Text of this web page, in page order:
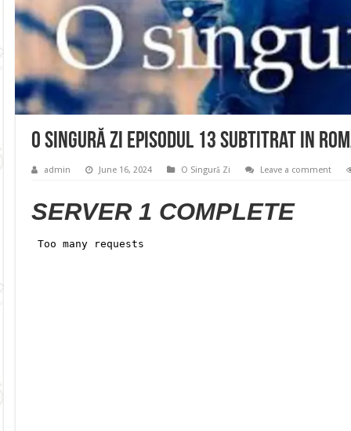
O Singură Zi Episodul 13 Subtitrat in
admin June 16, 2024 O Singură Zi Leave a comment
SERVER 1 COMPLETE